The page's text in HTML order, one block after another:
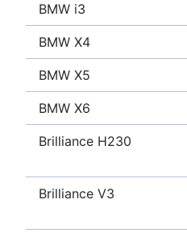
BMW i3
BMW X4
BMW X5
BMW X6
Brilliance H230
Brilliance V3